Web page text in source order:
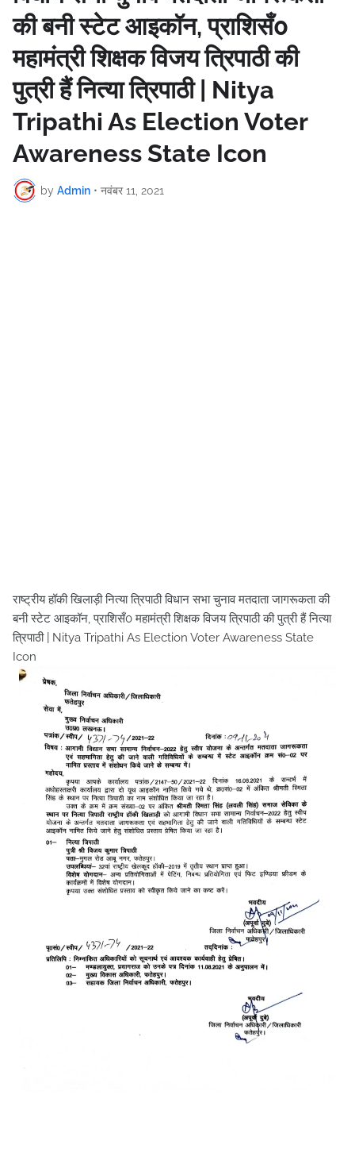
की बनी स्टेट आइकॉन, प्राशिसँ0
महामंत्री शिक्षक विजय त्रिपाठी की
पुत्री हैं नित्या त्रिपाठी | Nitya
Tripathi As Election Voter
Awareness State Icon
by Admin • नवंबर 11, 2021
राष्ट्रीय हॉकी खिलाड़ी नित्या त्रिपाठी विधान सभा चुनाव मतदाता जागरूकता की
बनी स्टेट आइकॉन, प्राशिसँ0 महामंत्री शिक्षक विजय त्रिपाठी की पुत्री हैं नित्या
त्रिपाठी | Nitya Tripathi As Election Voter Awareness State
Icon